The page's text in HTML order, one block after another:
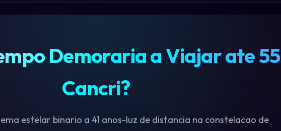
Demoraria a Viajar ate 55
Cancri?
estelar binario a 41 anos-luz de distancia na constelacao de